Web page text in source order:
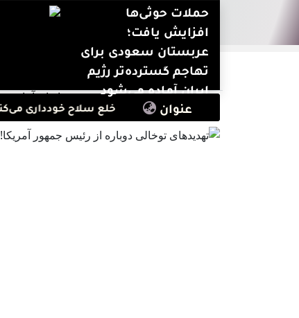
حملات حوثی‌ها
افزایش یافت؛
عربستان سعودی برای
تهاجم گسترده‌تر رژیم
ایران آماده می‌شود
شیعه تحت حمایت ایران از خلع سلاح خودداری می‌کنند
عنوان